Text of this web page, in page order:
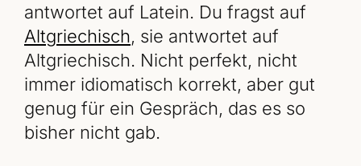
antwortet auf Latein. Du fragst auf
Altgriechisch, sie antwortet auf
Altgriechisch. Nicht perfekt, nicht
immer idiomatisch korrekt, aber gut
genug für ein Gespräch, das es so
bisher nicht gab.